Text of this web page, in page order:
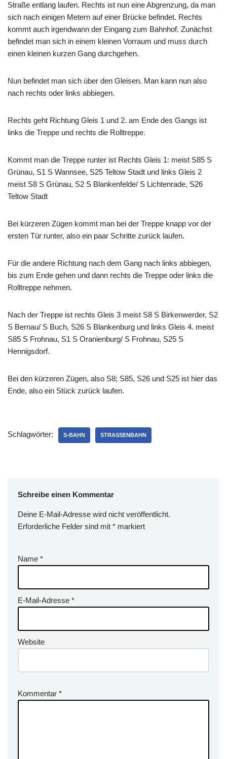
Straße entlang laufen. Rechts ist nun eine Abgrenzung, da man
sich nach einigen Metern auf einer Brücke befindet. Rechts
kommt auch irgendwann der Eingang zum Bahnhof. Zunächst
befindet man sich in einem kleinen Vorraum und muss durch
einen kleinen kurzen Gang durchgehen.
Nun befindet man sich über den Gleisen. Man kann nun also
nach rechts oder links abbiegen.
Rechts geht Richtung Gleis 1 und 2. am Ende des Gangs ist
links die Treppe und rechts die Rolltreppe.
Kommt man die Treppe runter ist Rechts Gleis 1: meist S85 S
Grünau, S1 S Wannsee, S25 Teltow Stadt und links Gleis 2
meist S8 S Grünau, S2 S Blankenfelde/ S Lichtenrade, S26
Teltow Stadt
Bei kürzeren Zügen kommt man bei der Treppe knapp vor der
ersten Tür runter, also ein paar Schritte zurück laufen.
Für die andere Richtung nach dem Gang nach links abbiegen,
bis zum Ende gehen und dann rechts die Treppe oder links die
Rolltreppe nehmen.
Nach der Treppe ist rechts Gleis 3 meist S8 S Birkenwerder, S2
S Bernau/ S Buch, S26 S Blankenburg und links Gleis 4. meist
S85 S Frohnau, S1 S Oranienburg/ S Frohnau, S25 S
Hennigsdorf.
Bei den kürzeren Zügen, also S8; S85, S26 und S25 ist hier das
Ende, also ein Stück zurück laufen.
Schlagwörter: S-BAHN STRASSENBAHN
Schreibe einen Kommentar
Deine E-Mail-Adresse wird nicht veröffentlicht.
Erforderliche Felder sind mit * markiert
Name *
E-Mail-Adresse *
Website
Kommentar *